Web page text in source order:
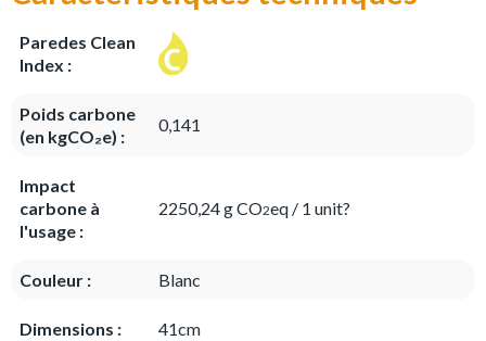
Paredes Clean
Index :
Poids carbone
(en kgCO₂e) :
0,141
Impact
carbone à
l'usage :
2250,24 g CO2eq / 1 unit?
Couleur : Blanc
Dimensions : 41cm